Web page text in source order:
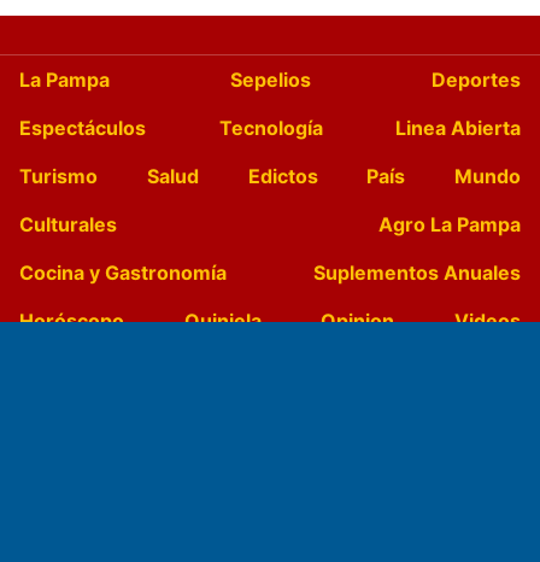
La Pampa Sepelios
Deportes
Espectáculos
Tecnología
Linea Abierta
Turismo
Salud Edictos País
Mundo
Culturales
Agro La Pampa
Cocina y Gastronomía
Suplementos Anuales
Horóscopo
Quiniela Opinion
Videos